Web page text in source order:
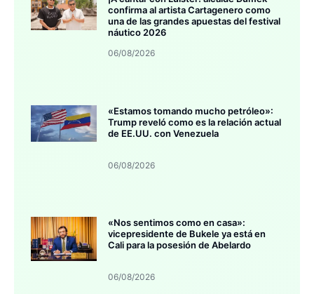
confirma al artista Cartagenero como
una de las grandes apuestas del festival
náutico 2026
06/08/2026
«Estamos tomando mucho petróleo»:
Trump reveló como es la relación actual
de EE.UU. con Venezuela
06/08/2026
«Nos sentimos como en casa»:
vicepresidente de Bukele ya está en
Cali para la posesión de Abelardo
06/08/2026